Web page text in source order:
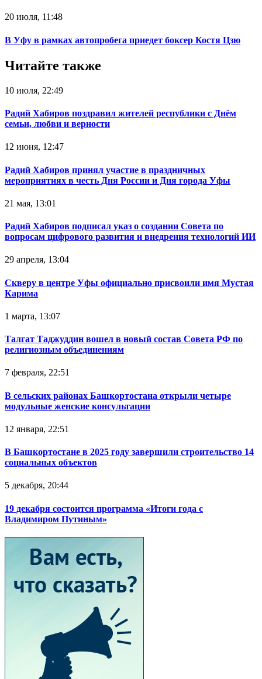
20 июля, 11:48
В Уфу в рамках автопробега приедет боксер Костя Цзю‍
Читайте также
10 июля, 22:49
Радий Хабиров поздравил жителей республики с Днём
семьи, любви и верности
12 июня, 12:47
Радий Хабиров принял участие в праздничных
мероприятиях в честь Дня России и Дня города Уфы
21 мая, 13:01
Радий Хабиров подписал указ о создании Совета по
вопросам цифрового развития и внедрения технологий ИИ
29 апреля, 13:04
Скверу в центре Уфы официально присвоили имя Мустая
Карима
1 марта, 13:07
Талгат Таджуддин вошел в новый состав Совета РФ по
религиозным объединениям
7 февраля, 22:51
В сельских районах Башкортостана открыли четыре
модульные женские консультации
12 января, 22:51
В Башкортостане в 2025 году завершили строительство 14
социальных объектов
5 декабря, 20:44
19 декабря состоится программа «Итоги года с
Владимиром Путиным»